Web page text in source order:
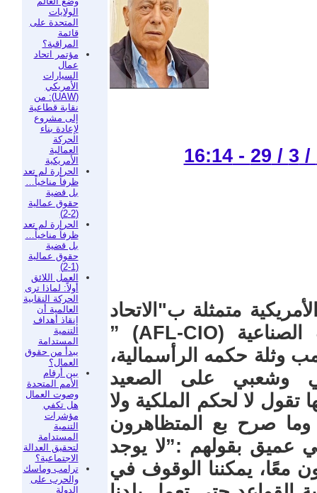
الولايات
المتحدة على
قائمة
المراقبة؟
مؤتمر اتحاد
عمال
السيارات
الأمريكي
(UAW): من
نقابة قطاعية
إلى مشروع
لإعادة بناء
الحركة
العمالية
الأمريكية
الحرارة لم تعد
ظرفاً مناخياً…
بل قضية
حقوق عمالية
(2-2)
الحرارة لم تعد
ظرفاً مناخياً…
بل قضية
حقوق عمالية
(1-2)
العمل اللائق
أولاً: لماذا ترى
الحركة النقابية
العالمية أن
إنقاذ أهداف
التنمية
المستدامة
يبدأ من حقوق
العمال؟
بين أرقام
الأمم المتحدة
وصوت العمال
هل تكفي
مؤشرات
التنمية
المستدامة
لتحقيق العدالة
الاجتماعية؟
ترامب وماسك
والحرب على
الدولة
متمثلة ب"الاتحاد
الأمريكي للعمل ومؤتمر المنظمات الصناعية (AFL-CIO) ”
حكمه الرأسمالية،
وشعبي على الصعيد
تقول لا لحكم الملكية ولا
صرح بع المتظاهرون
بقولهم :”لا يوجد
معًا، يمكننا الوقوف في